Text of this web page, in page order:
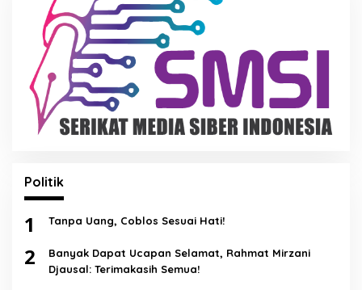
Politik
1 Tanpa Uang, Coblos Sesuai Hati!
2
Banyak Dapat Ucapan Selamat, Rahmat Mirzani
Djausal: Terimakasih Semua!